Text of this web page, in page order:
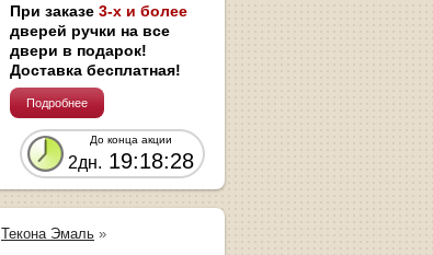
При заказе 3-х и более
дверей ручки на все
двери в подарок!
Доставка бесплатная!
Подробнее
До конца акции
2дн. 19:18:27
Текона Эмаль »